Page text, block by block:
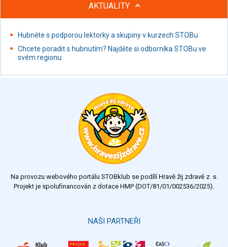
Proteinové výrobky, doplňky stravy
Nápoje alkoholické
Restaurace, jídelny, hotová jídla
Fastfood
Studená kuchyně, lahůdkářské výrobky
AKTUALITY
Hubněte s podporou lektorky a skupiny v kurzech STOBu
Chcete poradit s hubnutím? Najděte si odborníka STOBu ve
svém regionu
Na provozu webového portálu STOBklub se podílí Hravě žij zdravě z. s.
Projekt je spolufinancován z dotace HMP (DOT/81/01/002536/2025).
NAŠI PARTNEŘI